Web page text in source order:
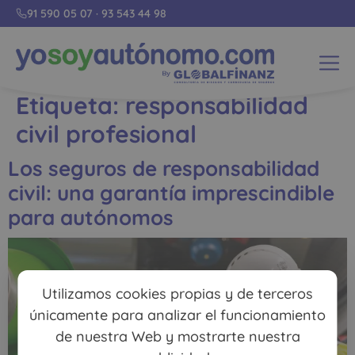
Utilizamos cookies propias y de terceros
únicamente para analizar el funcionamiento
de nuestra Web y mostrarte nuestra
91 590 05 07 · 93 543 44 98
Etiqueta: responsabilidad
civil profesional
Los seguros de responsabilidad
civil: una garantía imprescindible
para autónomos